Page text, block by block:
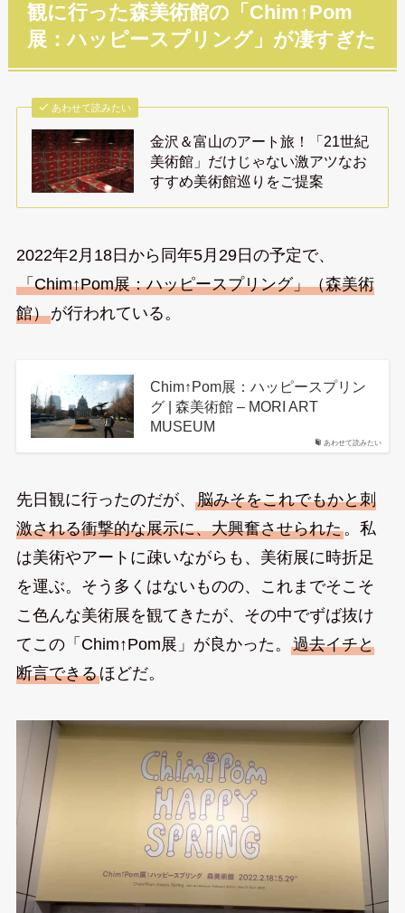
観に行った森美術館の「Chim↑Pom
展：ハッピースプリング」が凄すぎた
あわせて読みたい
金沢＆富山のアート旅！「21世紀
美術館」だけじゃない激アツなお
すすめ美術館巡りをご提案
2022年2月18日から同年5月29日の予定で、
「Chim↑Pom展：ハッピースプリング」（森美術
館）が行われている。
あわせて読みたい
Chim↑Pom展：ハッピースプリン
グ | 森美術館 – MORI ART
MUSEUM
先日観に行ったのだが、 脳みそをこれでもかと刺
激される衝撃的な展示に、大興奮させられた。私
は美術やアートに疎いながらも、美術展に時折足
を運ぶ。そう多くはないものの、これまでそこそ
こ色んな美術展を観てきたが、その中でずば抜け
てこの「Chim↑Pom展」が良かった。 過去イチと
断言できるほどだ。